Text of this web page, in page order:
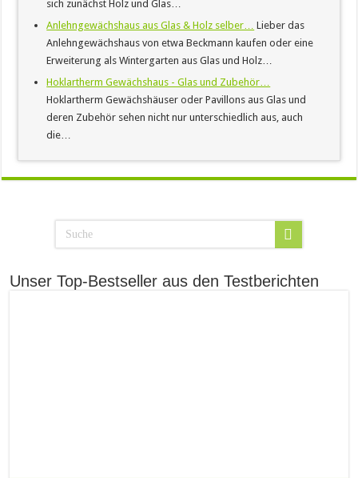
sich zunächst Holz und Glas…
Anlehngewächshaus aus Glas & Holz selber…
Lieber das
Anlehngewächshaus von etwa Beckmann kaufen oder eine
Erweiterung als Wintergarten aus Glas und Holz…
Hoklartherm Gewächshaus - Glas und Zubehör…
Hoklartherm Gewächshäuser oder Pavillons aus Glas und
deren Zubehör sehen nicht nur unterschiedlich aus, auch
die…
Unser Top-Bestseller aus den Testberichten